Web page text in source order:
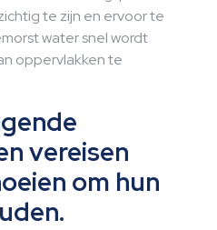
te zijn en ervoor te
water snel wordt
oppervlakken te
vereisen
om hun